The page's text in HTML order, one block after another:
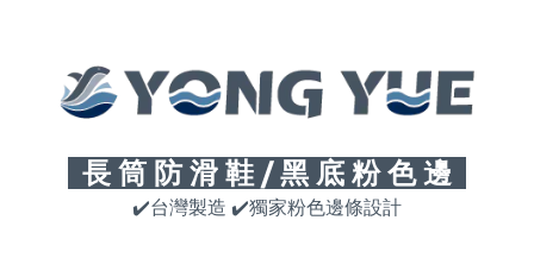
長 筒 防 滑 鞋 / 黑 底 粉 色 邊
✔台灣製造 ✔️獨家粉色邊條設計